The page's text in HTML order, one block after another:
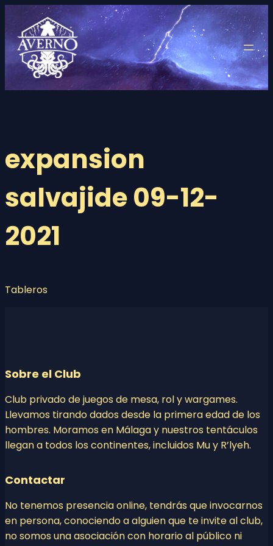
contenido
expansion
salvajide 09-12-
2021
Tableros
Sobre el Club
Club privado de juegos de mesa, rol y wargames.
Llevamos tirando dados desde la primera edad de los
hombres. Moramos en Málaga y nuestros tentáculos
llegan a todos los continentes, incluidos Mu y R’lyeh.
Contactar
No tenemos presencia online, tendrás que invocarnos
en persona, conociendo a alguien que te invite al club,
no somos una asociación con horario al público ni